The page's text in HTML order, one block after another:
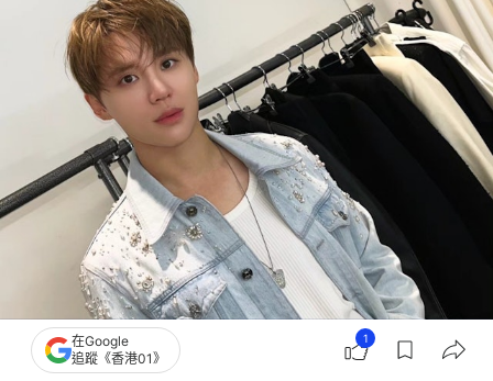
在Google
追蹤《香港01》
1